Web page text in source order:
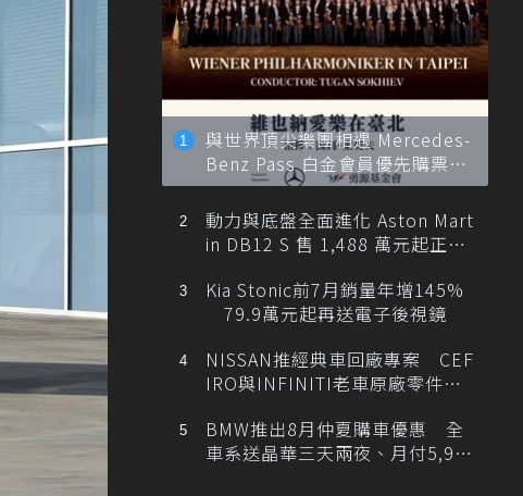
與世界頂尖樂團相遇 Mercedes-
Benz Pass 白金會員優先購票維
也納愛樂
動力與底盤全面進化 Aston Mart
in DB12 S 售 1,488 萬元起正式
Kia Stonic前7月銷量年增145%
79.9萬元起再送電子後視鏡
NISSAN推經典車回廠專案 CEF
IRO與INFINITI老車原廠零件最
BMW推出8月仲夏購車優惠 全
車系送晶華三天兩夜、月付5,900